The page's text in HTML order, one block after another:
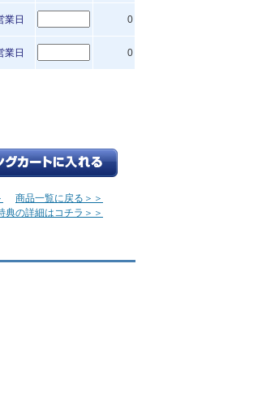
業日 0
業日 0
商品一覧に戻る＞＞
典の詳細はコチラ＞＞